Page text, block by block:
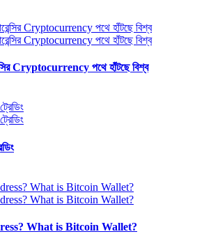
Cryptocurrency পথে হাঁটছে বিশ্ব
What is Bitcoin Wallet?